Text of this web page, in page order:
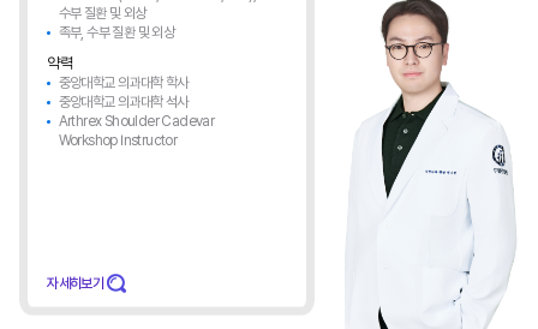
수부 질환 및 외상
족부, 수부 질환 및 외상
약력
중앙대학교 의과대학 학사
중앙대학교 의과대학 석사
Arthrex Shoulder Cadevar
Workshop Instructor
자세히보기